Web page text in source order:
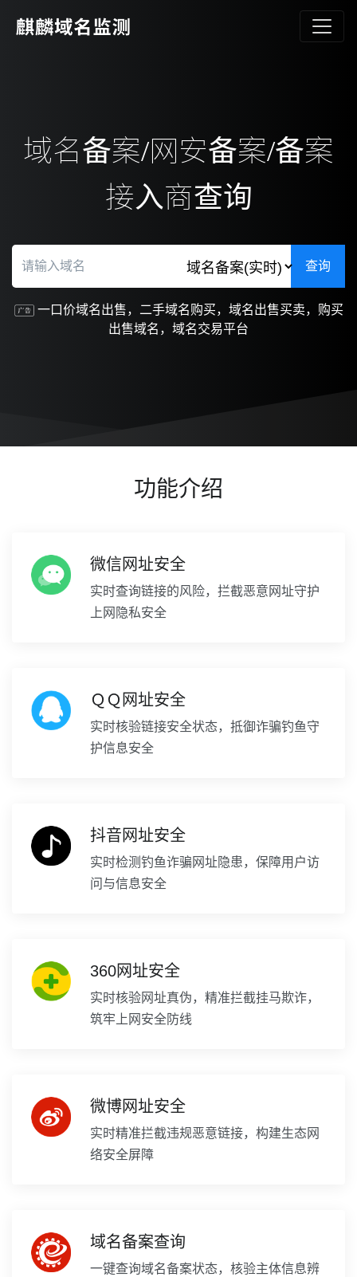
域名备案/网安备案/备案
接入商查询
查询
一口价域名出售，二手域名购买，域名出售买卖，购买
出售域名，域名交易平台
功能介绍
微信网址安全
实时查询链接的风险，拦截恶意网址守护
上网隐私安全
ＱＱ网址安全
实时核验链接安全状态，抵御诈骗钓鱼守
护信息安全
抖音网址安全
实时检测钓鱼诈骗网址隐患，保障用户访
问与信息安全
360网址安全
实时核验网址真伪，精准拦截挂马欺诈，
筑牢上网安全防线
微博网址安全
实时精准拦截违规恶意链接，构建生态网
络安全屏障
域名备案查询
一键查询域名备案状态，核验主体信息辨